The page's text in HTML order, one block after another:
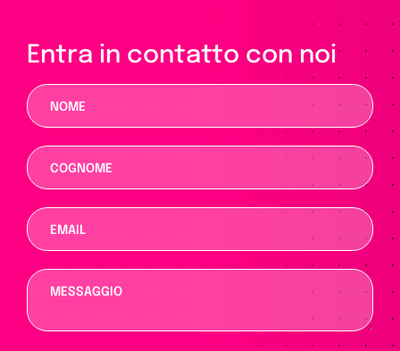
Entra in contatto con noi